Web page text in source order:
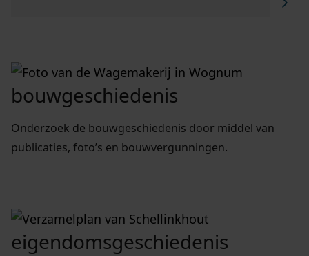
bouwgeschiedenis
Onderzoek de bouwgeschiedenis door middel van
publicaties, foto’s en bouwvergunningen.
eigendomsgeschiedenis